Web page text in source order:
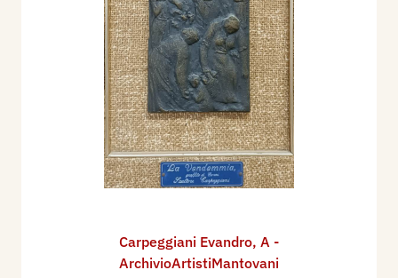
Carpeggiani Evandro, A -
ArchivioArtistiMantovani